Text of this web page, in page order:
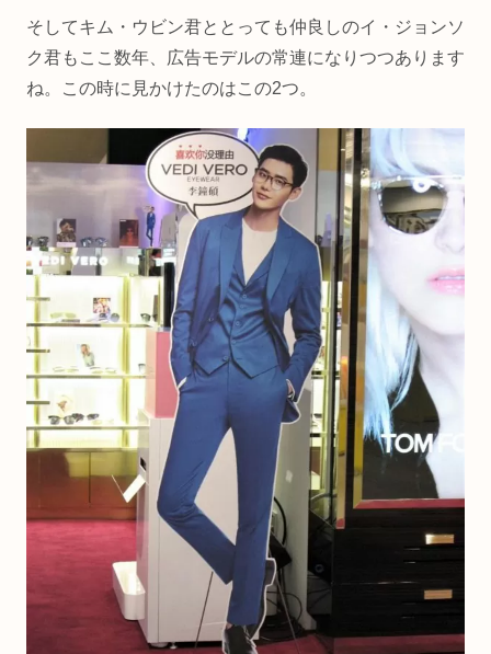
そしてキム・ウビン君ととっても仲良しのイ・ジョンソ
ク君もここ数年、広告モデルの常連になりつつあります
ね。この時に見かけたのはこの2つ。